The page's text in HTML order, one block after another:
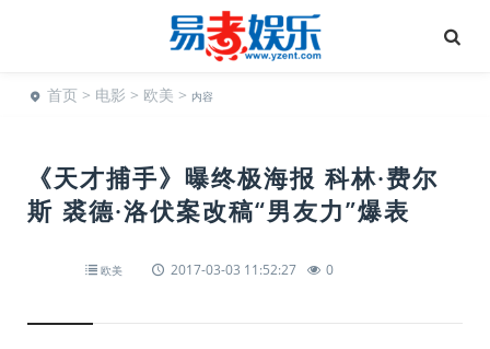
首页 > 电影 > 欧美 > 内容
《天才捕手》曝终极海报 科林·费尔
斯 裘德·洛伏案改稿“男友力”爆表
欧美 2017-03-03 11:52:27 0